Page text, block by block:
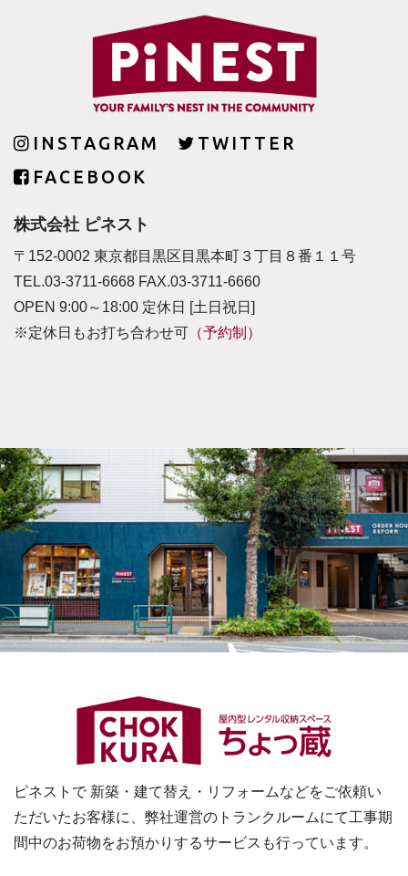
INSTAGRAM
TWITTER
FACEBOOK
株式会社 ピネスト
〒152-0002 東京都目黒区目黒本町３丁目８番１１号
TEL.03-3711-6668 FAX.03-3711-6660
OPEN 9:00～18:00 定休日 [土日祝日]
※定休日もお打ち合わせ可 （予約制）
ピネストで 新築・建て替え・リフォームなどをご依頼い
ただいたお客様に、 弊社運営のトランクルームにて工事期
間中のお荷物をお預かりするサービスも行っています。